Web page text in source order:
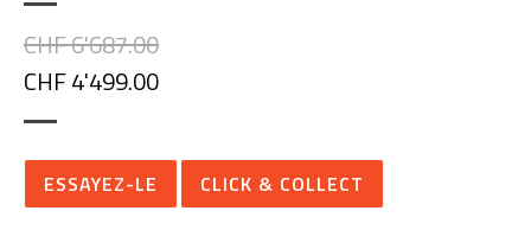
CHF 6'687.00
CHF 4'499.00
ESSAYEZ-LE CLICK & COLLECT